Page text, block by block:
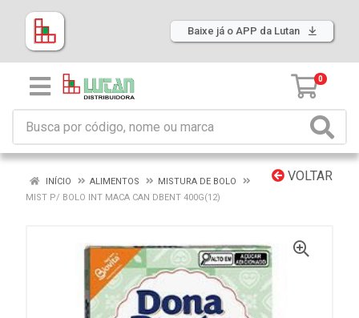
Baixe já o APP da Lutan
0
VOLTAR
INÍCIO ALIMENTOS
MISTURA DE BOLO
MIST P/ BOLO INT MACA CAN DBENT 400G(12)